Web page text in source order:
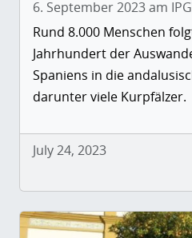
6. September 2023 am
Rund 8.000 Menschen
Jahrhundert der
Spaniens in die
darunter viele Kurpfälzer.
July 24, 2023